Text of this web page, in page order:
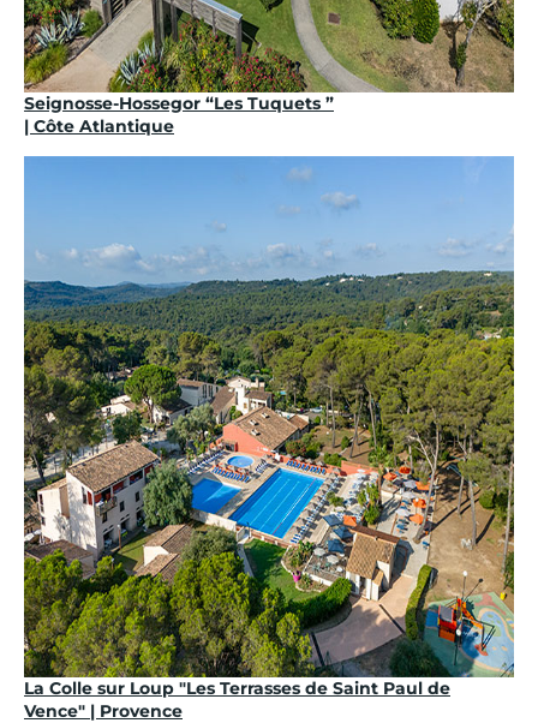
Seignosse-Hossegor “Les Tuquets ”
| Côte Atlantique
La Colle sur Loup "Les Terrasses de Saint Paul de
Vence" | Provence